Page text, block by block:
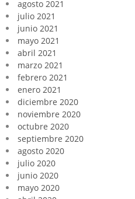
agosto 2021
julio 2021
junio 2021
mayo 2021
abril 2021
marzo 2021
febrero 2021
enero 2021
diciembre 2020
noviembre 2020
octubre 2020
septiembre 2020
agosto 2020
julio 2020
junio 2020
mayo 2020